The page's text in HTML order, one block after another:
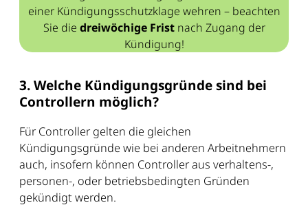
einer Kündigungsschutzklage wehren – beachten
Sie die dreiwöchige Fristnach Zugang der
Kündigung!
3. Welche Kündigungsgründe sind bei
Controllern möglich?
Für Controller gelten die gleichen
Kündigungsgründe wie bei anderen Arbeitnehmern
auch, insofern können Controller aus verhaltens-,
personen-, oder betriebsbedingten Gründen
gekündigt werden.